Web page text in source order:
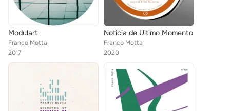
Modulart
Franco Motta
2017
Noticia de Ultimo Momento
Franco Motta
2020